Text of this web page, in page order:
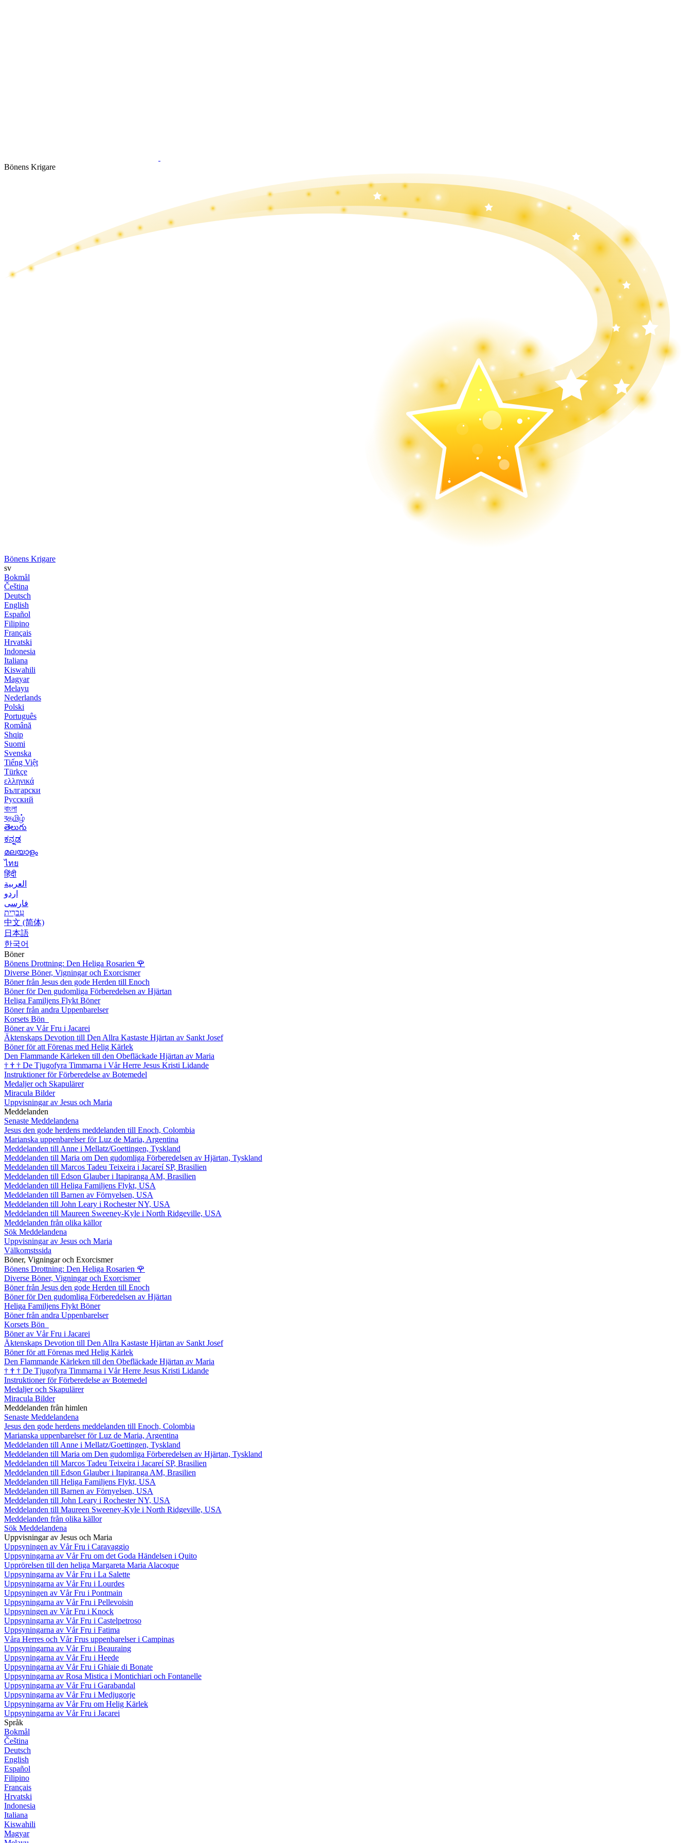
Bönens Krigare
Bönens Krigare
sv
Bokmål
Čeština
Deutsch
English
Español
Filipino
Français
Hrvatski
Indonesia
Italiana
Kiswahili
Magyar
Melayu
Nederlands
Polski
Português
Română
Shqip
Suomi
Svenska
Tiếng Việt
Türkçe
ελληνικά
Български
Русский
বাংলা
বதமிழ்
తెలుగు
ಕನ್ನಡ
മലയാളം
ไทย
हिंदी
العربية
اردو
فارسی
עִברִית
中文 (简体)
日本語
한국어
Böner
Bönens Drottning: Den Heliga Rosarien 🌹
Diverse Böner, Vigningar och Exorcismer
Böner från Jesus den gode Herden till Enoch
Böner för Den gudomliga Förberedelsen av Hjärtan
Heliga Familjens Flykt Böner
Böner från andra Uppenbarelser
Korsets Bön
Böner av Vår Fru i Jacarei
Äktenskaps Devotion till Den Allra Kastaste Hjärtan av Sankt Josef
Böner för att Förenas med Helig Kärlek
Den Flammande Kärleken till den Obefläckade Hjärtan av Maria
† † † De Tjugofyra Timmarna i Vår Herre Jesus Kristi Lidande
Instruktioner för Förberedelse av Botemedel
Medaljer och Skapulärer
Miracula Bilder
Uppvisningar av Jesus och Maria
Meddelanden
Senaste Meddelandena
Jesus den gode herdens meddelanden till Enoch, Colombia
Marianska uppenbarelser för Luz de Maria, Argentina
Meddelanden till Anne i Mellatz/Goettingen, Tyskland
Meddelanden till Maria om Den gudomliga Förberedelsen av Hjärtan, Tyskland
Meddelanden till Marcos Tadeu Teixeira i Jacareí SP, Brasilien
Meddelanden till Edson Glauber i Itapiranga AM, Brasilien
Meddelanden till Heliga Familjens Flykt, USA
Meddelanden till Barnen av Förnyelsen, USA
Meddelanden till John Leary i Rochester NY, USA
Meddelanden till Maureen Sweeney-Kyle i North Ridgeville, USA
Meddelanden från olika källor
Sök Meddelandena
Uppvisningar av Jesus och Maria
Välkomstssida
Böner, Vigningar och Exorcismer
Bönens Drottning: Den Heliga Rosarien 🌹
Diverse Böner, Vigningar och Exorcismer
Böner från Jesus den gode Herden till Enoch
Böner för Den gudomliga Förberedelsen av Hjärtan
Heliga Familjens Flykt Böner
Böner från andra Uppenbarelser
Korsets Bön
Böner av Vår Fru i Jacarei
Äktenskaps Devotion till Den Allra Kastaste Hjärtan av Sankt Josef
Böner för att Förenas med Helig Kärlek
Den Flammande Kärleken till den Obefläckade Hjärtan av Maria
† † † De Tjugofyra Timmarna i Vår Herre Jesus Kristi Lidande
Instruktioner för Förberedelse av Botemedel
Medaljer och Skapulärer
Miracula Bilder
Meddelanden från himlen
Senaste Meddelandena
Jesus den gode herdens meddelanden till Enoch, Colombia
Marianska uppenbarelser för Luz de Maria, Argentina
Meddelanden till Anne i Mellatz/Goettingen, Tyskland
Meddelanden till Maria om Den gudomliga Förberedelsen av Hjärtan, Tyskland
Meddelanden till Marcos Tadeu Teixeira i Jacareí SP, Brasilien
Meddelanden till Edson Glauber i Itapiranga AM, Brasilien
Meddelanden till Heliga Familjens Flykt, USA
Meddelanden till Barnen av Förnyelsen, USA
Meddelanden till John Leary i Rochester NY, USA
Meddelanden till Maureen Sweeney-Kyle i North Ridgeville, USA
Meddelanden från olika källor
Sök Meddelandena
Uppvisningar av Jesus och Maria
Uppsyningen av Vår Fru i Caravaggio
Uppsyningarna av Vår Fru om det Goda Händelsen i Quito
Upprörelsen till den heliga Margareta Maria Alacoque
Uppsyningarna av Vår Fru i La Salette
Uppsyningarna av Vår Fru i Lourdes
Uppsyningen av Vår Fru i Pontmain
Uppsyningarna av Vår Fru i Pellevoisin
Uppsyningen av Vår Fru i Knock
Uppsyningarna av Vår Fru i Castelpetroso
Uppsyningarna av Vår Fru i Fatima
Våra Herres och Vår Frus uppenbarelser i Campinas
Uppsyningarna av Vår Fru i Beauraing
Uppsyningarna av Vår Fru i Heede
Uppsyningarna av Vår Fru i Ghiaie di Bonate
Uppsyningarna av Rosa Mistica i Montichiari och Fontanelle
Uppsyningarna av Vår Fru i Garabandal
Uppsyningarna av Vår Fru i Medjugorje
Uppsyningarna av Vår Fru om Helig Kärlek
Uppsyningarna av Vår Fru i Jacarei
Språk
Bokmål
Čeština
Deutsch
English
Español
Filipino
Français
Hrvatski
Indonesia
Italiana
Kiswahili
Magyar